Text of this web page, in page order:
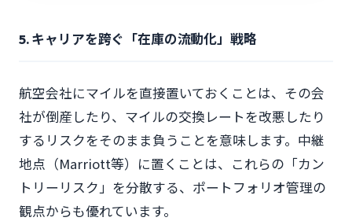
5. キャリアを跨ぐ「在庫の流動化」戦略
航空会社にマイルを直接置いておくことは、その会
社が倒産したり、マイルの交換レートを改悪したり
するリスクをそのまま負うことを意味します。中継
地点（Marriott等）に置くことは、これらの「カン
トリーリスク」を分散する、ポートフォリオ管理の
観点からも優れています。